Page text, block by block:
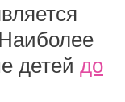
детей до